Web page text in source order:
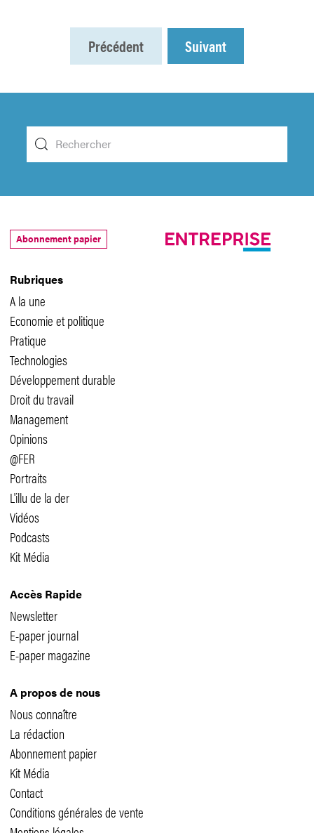
Précédent Suivant
Rubriques
A la une
Economie et politique
Pratique
Technologies
Développement durable
Droit du travail
Management
Opinions
@FER
Portraits
L'illu de la der
Vidéos
Podcasts
Kit Média
Accès Rapide
Newsletter
E-paper journal
E-paper magazine
A propos de nous
Nous connaître
La rédaction
Abonnement papier
Kit Média
Contact
Conditions générales de vente
Abonnement papier